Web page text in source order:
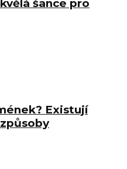
šance pro
Existují